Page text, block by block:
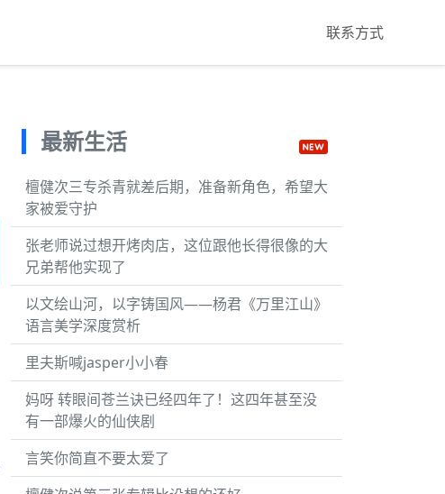
联系方式
最新生活
檀健次三专杀青就差后期，准备新角色，希望大
家被爱守护
张老师说过想开烤肉店，这位跟他长得很像的大
兄弟帮他实现了
以文绘山河，以字铸国风——杨君《万里江山》
语言美学深度赏析
里夫斯喊jasper小小春
妈呀 转眼间苍兰诀已经四年了！这四年甚至没
有一部爆火的仙侠剧
言笑你简直不要太爱了